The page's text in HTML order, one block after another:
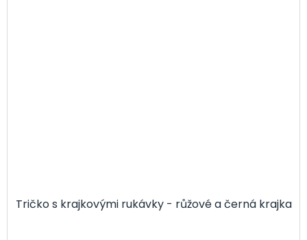
Tričko s krajkovými rukávky - růžové a černá krajka